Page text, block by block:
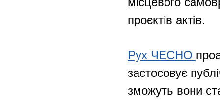
проєктів актів.
Рух ЧЕСНО
застосовує
зможуть вони